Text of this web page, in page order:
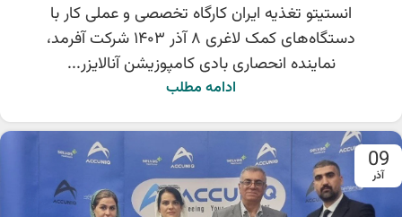
انستیتو تغذیه ایران کارگاه تخصصی و عملی کار با
دستگاه‌های کمک لاغری ۸ آذر ۱۴۰۳ شرکت آفرمد،
نماینده انحصاری بادی کامپوزیشن آنالایزر...
ادامه مطلب
09
آذر